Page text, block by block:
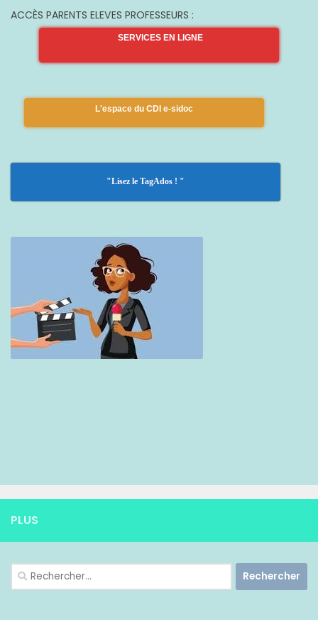
ACCÈS PARENTS ELEVES PROFESSEURS :
SERVICES EN LIGNE
L'espace du CDI e-sidoc
"Lisez le TagAdos ! "
PLUS
Rechercher :